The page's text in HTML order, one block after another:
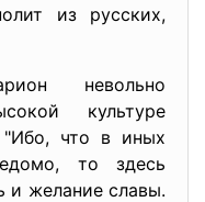
из русских,
невольно
культуре
"Ибо, что в иных
то здесь
и желание славы.